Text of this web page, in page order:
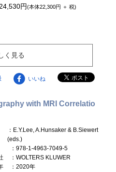
円(本体22,300円 ＋ 税)
く見る
いいね
with MRI Correlatio
：E.Y.Lee, A.Hunsaker & B.Siewert
(eds.)
：978-1-4963-7049-5
：WOLTERS KLUWER
：2020年